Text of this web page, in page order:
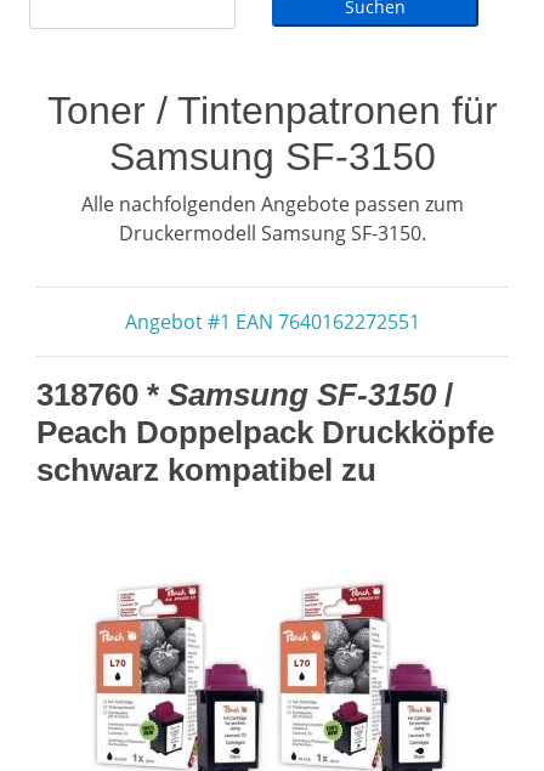
Toner / Tintenpatronen für
Samsung SF-3150
Alle nachfolgenden Angebote passen zum
Druckermodell Samsung SF-3150.
Angebot #1 EAN 7640162272551
318760 * Samsung SF-3150/
Peach Doppelpack Druckköpfe
schwarz kompatibel zu